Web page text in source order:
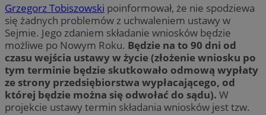
Grzegorz Tobiszowski poinformował, że nie spodziewa
się żadnych problemów z uchwaleniem ustawy w
Sejmie. Jego zdaniem składanie wniosków będzie
możliwe po Nowym Roku. Będzie na to 90 dni od
czasu wejścia ustawy w życie (złożenie wniosku po
tym terminie będzie skutkowało odmową wypłaty
ze strony przedsiębiorstwa wypłacającego, od
której będzie można się odwołać do sądu). W
projekcie ustawy termin składania wniosków jest tzw.